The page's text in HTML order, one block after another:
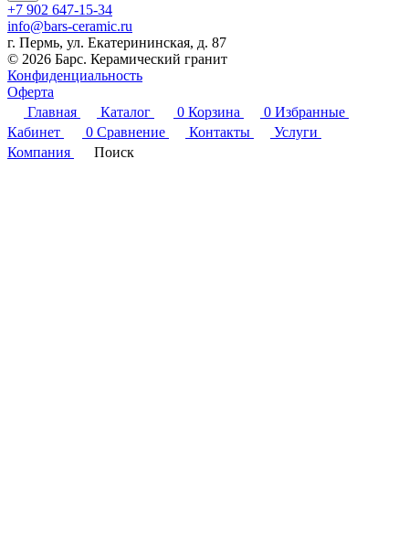
+7 902 647-15-34
info@bars-ceramic.ru
г. Пермь, ул. Екатерининская, д. 87
© 2026 Барс. Керамический гранит
Конфиденциальность
Оферта
Главная
Каталог 0 Корзина 0 Избранные
Кабинет
0 Сравнение Контакты
Услуги
Компания
Поиск